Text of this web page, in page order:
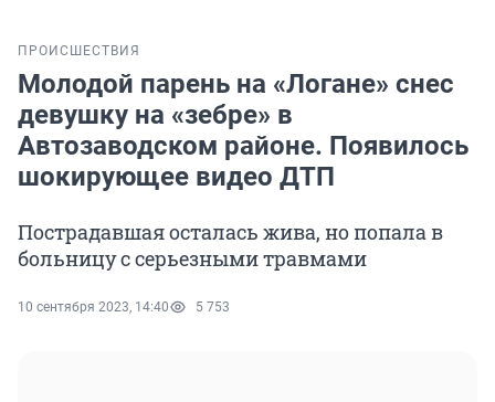
ПРОИСШЕСТВИЯ
Молодой парень на «Логане» снес
девушку на «зебре» в
Автозаводском районе. Появилось
шокирующее видео ДТП
Пострадавшая осталась жива, но попала в
больницу с серьезными травмами
10 сентября 2023, 14:40 5 753